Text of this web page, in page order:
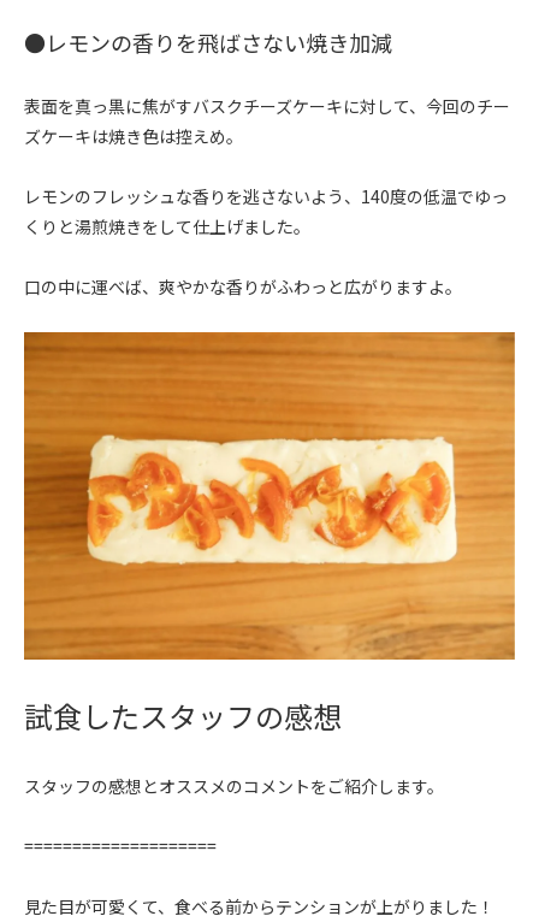
●レモンの香りを飛ばさない焼き加減
表面を真っ黒に焦がすバスクチーズケーキに対して、今回のチー
ズケーキは焼き色は控えめ。
レモンのフレッシュな香りを逃さないよう、140度の低温でゆっ
くりと湯煎焼きをして仕上げました。
口の中に運べば、爽やかな香りがふわっと広がりますよ。
試食したスタッフの感想
スタッフの感想とオススメのコメントをご紹介します。
====================
見た目が可愛くて、食べる前からテンションが上がりました！